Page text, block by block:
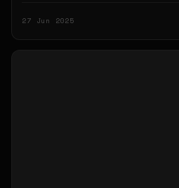
representación estuvo
27 Jun 2025